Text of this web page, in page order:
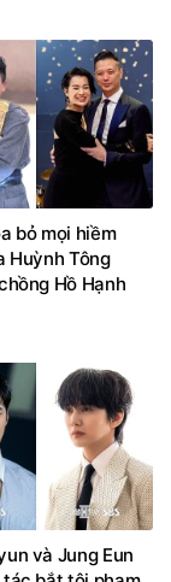
bỏ mọi hiềm
Huỳnh Tông
Hồ Hạnh
và Jung Eun